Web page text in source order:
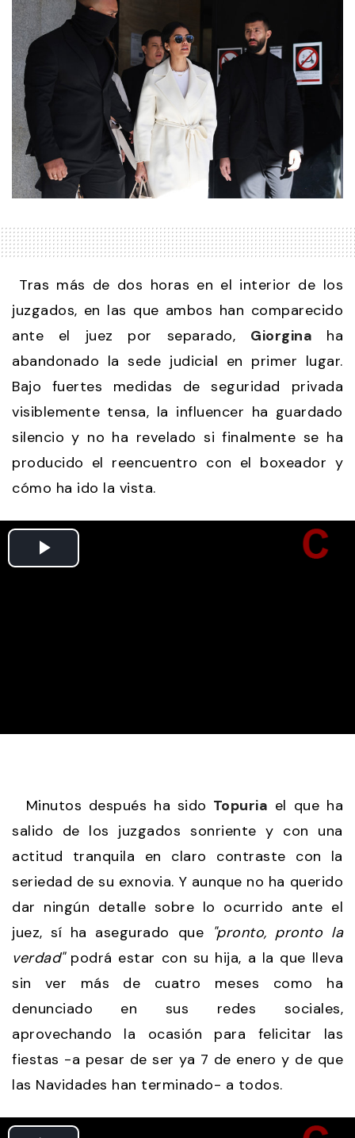
Tras más de dos horas en el interior de los
juzgados, en las que ambos han comparecido
ante el juez por separado, Giorgina ha
abandonado la sede judicial en primer lugar.
Bajo fuertes medidas de seguridad privada
visiblemente tensa, la influencer ha guardado
silencio y no ha revelado si finalmente se ha
producido el reencuentro con el boxeador y
cómo ha ido la vista.
Minutos después ha sido Topuria el que ha
salido de los juzgados sonriente y con una
actitud tranquila en claro contraste con la
seriedad de su exnovia. Y aunque no ha querido
dar ningún detalle sobre lo ocurrido ante el
juez, sí ha asegurado que "pronto, pronto la
verdad"podrá estar con su hija, a la que lleva
sin ver más de cuatro meses como ha
denunciado en sus redes sociales,
aprovechando la ocasión para felicitar las
fiestas -a pesar de ser ya 7 de enero y de que
las Navidades han terminado- a todos.